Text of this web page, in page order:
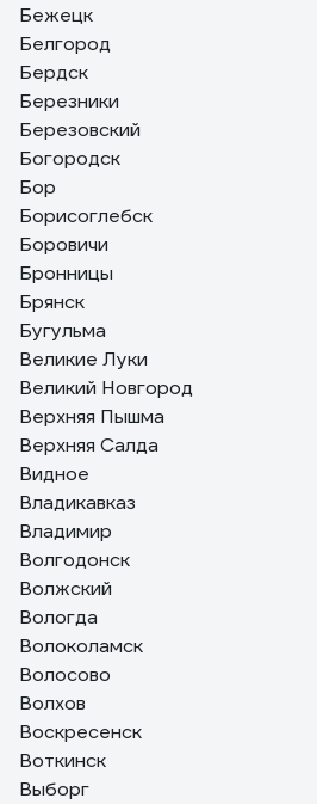
Бежецк
Белгород
Бердск
Березники
Березовский
Богородск
Бор
Борисоглебск
Боровичи
Бронницы
Брянск
Бугульма
Великие Луки
Великий Новгород
Верхняя Пышма
Верхняя Салда
Видное
Владикавказ
Владимир
Волгодонск
Волжский
Вологда
Волоколамск
Волосово
Волхов
Воскресенск
Воткинск
Выборг